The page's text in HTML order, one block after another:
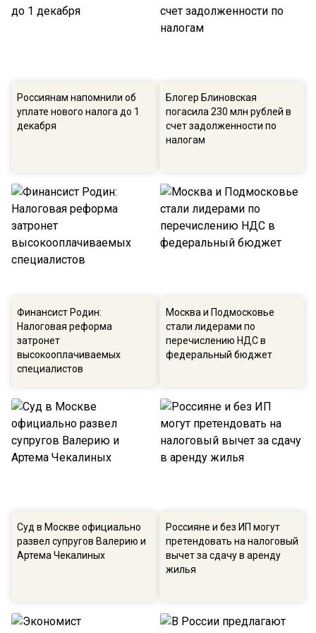
Россиянам напомнили об
уплате нового налога до 1
декабря
Блогер Блиновская
погасила 230 млн рублей в
счет задолженности по
налогам
Финансист Родин:
Налоговая реформа
затронет
высокооплачиваемых
специалистов
Москва и Подмосковье
стали лидерами по
перечислению НДС в
федеральный бюджет
Суд в Москве официально
развел супругов Валерию и
Артема Чекалиных
Россияне и без ИП могут
претендовать на налоговый
вычет за сдачу в аренду
жилья